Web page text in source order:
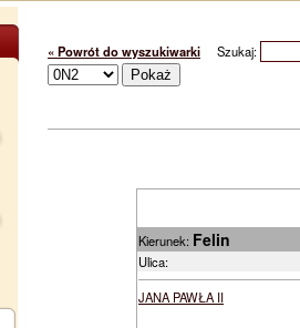
« Powrót do wyszukiwarki Szukaj:
Kierunek: Felin
Ulica:
JANA PAWŁA II